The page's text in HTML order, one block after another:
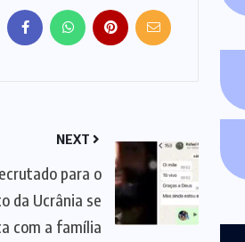
NEXT
para o
da Ucrânia se
com a família